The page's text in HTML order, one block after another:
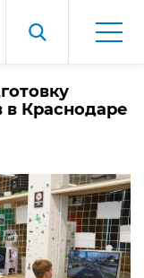
в Краснодаре